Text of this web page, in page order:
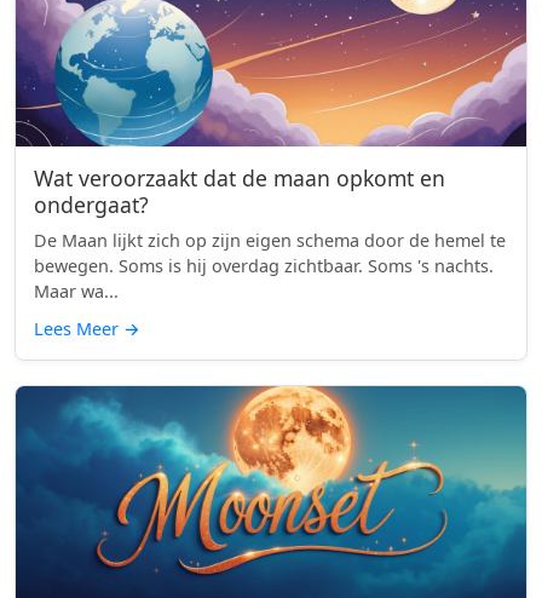
Wat veroorzaakt dat de maan opkomt en
ondergaat?
De Maan lijkt zich op zijn eigen schema door de hemel te
bewegen. Soms is hij overdag zichtbaar. Soms 's nachts.
Maar wa...
Lees Meer →